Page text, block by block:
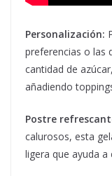
Personalización:
preferencias o las
cantidad de
añadiendo
Postre
calurosos, esta
ligera que ayuda